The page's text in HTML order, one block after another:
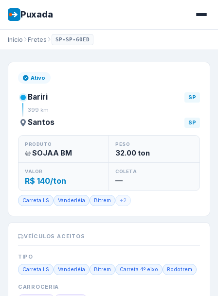
Puxada
Início Fretes SP-SP-60ED
Frete de
Ativo
Bariri
SP
399 km
Santos SP
PRODUTO
SOJAA BM
PESO
32.00ton
VALOR
R$ 140/ton
COLETA
—
Carreta LS Vanderléia Bitrem +2
VEÍCULOS ACEITOS
TIPO
Carreta LS Vanderléia Bitrem Carreta 4º eixo Rodotrem
CARROCERIA